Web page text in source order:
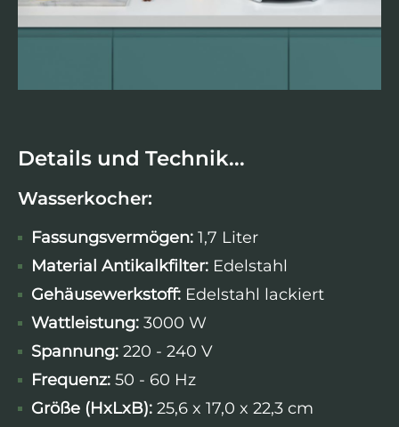
Details und Technik...
Wasserkocher:
Fassungsvermögen: 1,7 Liter
Material Antikalkfilter: Edelstahl
Gehäusewerkstoff: Edelstahl lackiert
Wattleistung: 3000 W
Spannung: 220 - 240 V
Frequenz: 50 - 60 Hz
Größe (HxLxB): 25,6 x 17,0 x 22,3 cm